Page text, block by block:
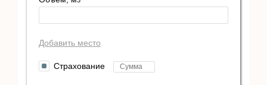
Добавить место
Страхование